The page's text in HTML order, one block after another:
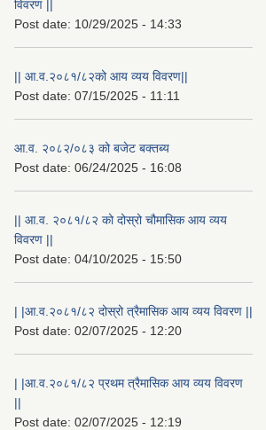
विवरण ||
Post date: 10/29/2025 - 14:33
|| आ.व.२०८१/८२को आय व्यय विवरण||
Post date: 07/15/2025 - 11:11
आ.व. २०८२/०८३ को बजेट बक्तब्य
Post date: 06/24/2025 - 16:08
|| आ.व. २०८१/८२ को दोस्रो चौमासिक आय व्यय
विवरण ||
Post date: 04/10/2025 - 15:50
| |आ.व.२०८१/८२ दोस्रो त्रैमासिक आय व्यय विवरण ||
Post date: 02/07/2025 - 12:20
| |आ.व.२०८१/८२ प्रथम त्रैमासिक आय व्यय विवरण
||
Post date: 02/07/2025 - 12:19